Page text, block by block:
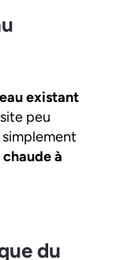
existant
peu
à
du